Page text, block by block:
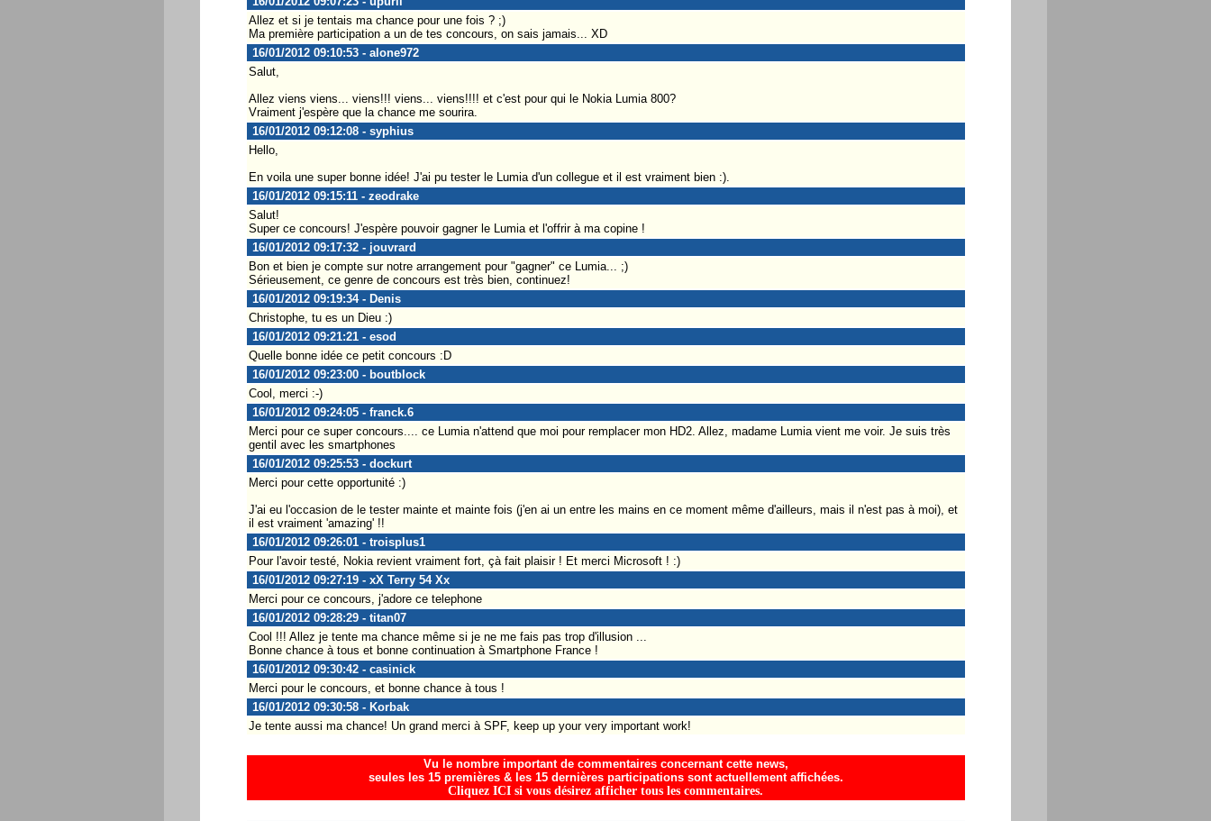
Allez et si je tentais ma chance pour une fois ? ;)
Ma première participation a un de tes concours, on sais jamais... XD
16/01/2012 09:10:53 - alone972
Salut,
Allez viens viens... viens!!! viens... viens!!!! et c'est pour qui le Nokia Lumia 800?
Vraiment j'espère que la chance me sourira.
16/01/2012 09:12:08 - syphius
Hello,
En voila une super bonne idée! J'ai pu tester le Lumia d'un collegue et il est vraiment bien :).
16/01/2012 09:15:11 - zeodrake
Salut!
Super ce concours! J'espère pouvoir gagner le Lumia et l'offrir à ma copine !
16/01/2012 09:17:32 - jouvrard
Bon et bien je compte sur notre arrangement pour "gagner" ce Lumia... ;)
Sérieusement, ce genre de concours est très bien, continuez!
16/01/2012 09:19:34 - Denis
Christophe, tu es un Dieu :)
16/01/2012 09:21:21 - esod
Quelle bonne idée ce petit concours :D
16/01/2012 09:23:00 - boutblock
Cool, merci :-)
16/01/2012 09:24:05 - franck.6
Merci pour ce super concours.... ce Lumia n'attend que moi pour remplacer mon HD2. Allez, madame Lumia vient me voir. Je suis très
gentil avec les smartphones
16/01/2012 09:25:53 - dockurt
Merci pour cette opportunité :)
J'ai eu l'occasion de le tester mainte et mainte fois (j'en ai un entre les mains en ce moment même d'ailleurs, mais il n'est pas à moi), et
il est vraiment 'amazing' !!
16/01/2012 09:26:01 - troisplus1
Pour l'avoir testé, Nokia revient vraiment fort, çà fait plaisir ! Et merci Microsoft ! :)
16/01/2012 09:27:19 - xX Terry 54 Xx
Merci pour ce concours, j'adore ce telephone
16/01/2012 09:28:29 - titan07
Cool !!! Allez je tente ma chance même si je ne me fais pas trop d'illusion ...
Bonne chance à tous et bonne continuation à Smartphone France !
16/01/2012 09:30:42 - casinick
Merci pour le concours, et bonne chance à tous !
16/01/2012 09:30:58 - Korbak
Je tente aussi ma chance! Un grand merci à SPF, keep up your very important work!
Vu le nombre important de commentaires concernant cette news,
seules les 15 premières & les 15 dernières participations sont actuellement affichées.
Cliquez ICI si vous désirez afficher tous les commentaires.